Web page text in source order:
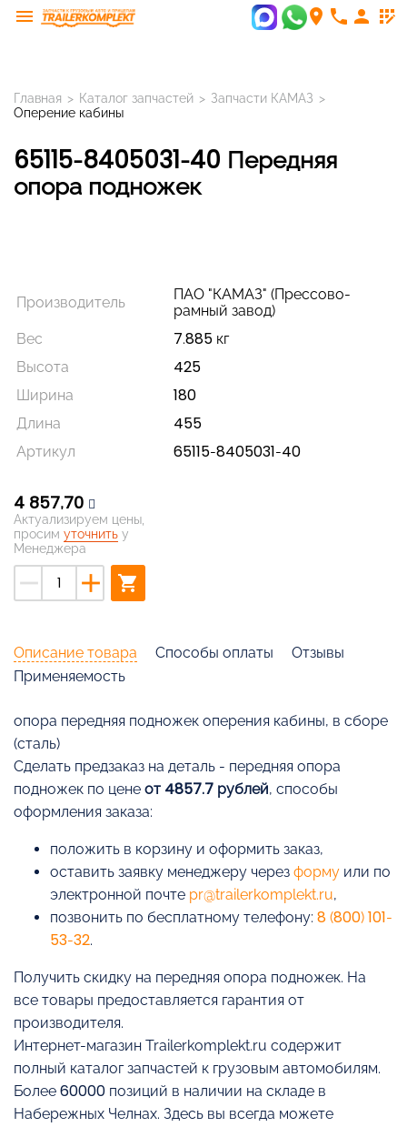
menu room phone person app_registration
Главная > Каталог запчастей > Запчасти КАМАЗ >
Оперение кабины
65115-8405031-40 Передняя
опора подножек
Производитель
ПАО "КАМАЗ" (Прессово-
рамный завод)
Вес
7.885 кг
Высота
425
Ширина
180
Длина
455
Артикул
65115-8405031-40
4 857,70
Актуализируем цены,
просим уточнить у
Менеджера
remove add shopping_cart
Описание товара Способы оплаты
Отзывы
Применяемость
опора передняя подножек оперения кабины, в сборе
(сталь)
Cделать предзаказ на деталь - передняя опора
подножек по цене от 4857.7 рублей, способы
оформления заказа:
положить в корзину и оформить заказ,
оставить заявку менеджеру через форму или по
электронной почте pr@trailerkomplekt.ru,
позвонить по бесплатному телефону: 8 (800) 101-
53-32.
Получить скидку на передняя опора подножек. На
все товары предоставляется гарантия от
производителя.
Интернет-магазин Trailerkomplekt.ru содержит
полный каталог запчастей к грузовым автомобилям.
Более 60000 позиций в наличии на складе в
Набережных Челнах. Здесь вы всегда можете